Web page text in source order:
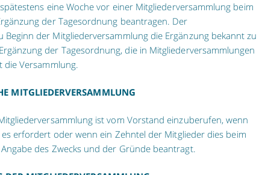
eine Woche vor einer Mitgliederversammlung beim
der Tagesordnung beantragen. Der
Beginn der Mitgliederversammlung die Ergänzung bekannt zu
der Tagesordnung, die in Mitgliederversammlungen
die Versammlung.
MITGLIEDERVERSAMMLUNG
ist vom Vorstand einzuberufen, wenn
erfordert oder wenn ein Zehntel der Mitglieder dies beim
des Zwecks und der Gründe beantragt.